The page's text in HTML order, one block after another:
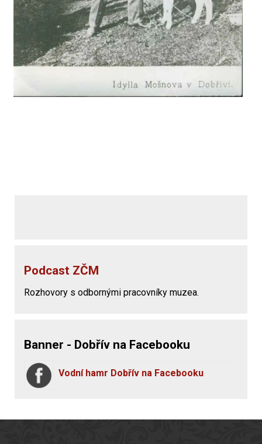
Podcast ZČM
Rozhovory s odbornými pracovníky muzea.
Banner - Dobřív na Facebooku
Vodní hamr Dobřív na Facebooku